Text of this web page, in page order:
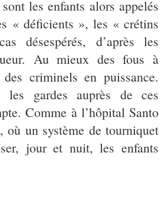
les enfants alors appelés
« déficients », les « crétins
désespérés, d’après les
Au mieux des fous à
criminels en puissance.
les gardes auprès de ces
Comme à l’hôpital Santo
où un système de tourniquet
jour et nuit, les enfants